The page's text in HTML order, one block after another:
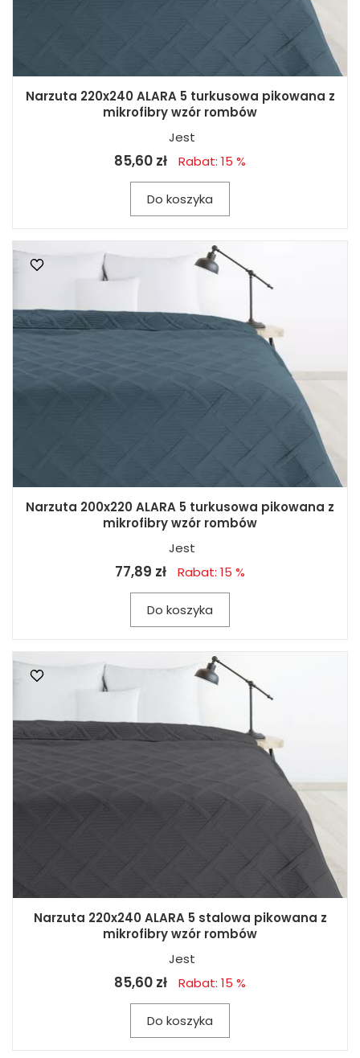
Narzuta 220x240 ALARA 5 turkusowa pikowana z
mikrofibry wzór rombów
Jest
85,60 zł Rabat: 15 %
Do koszyka
Narzuta 200x220 ALARA 5 turkusowa pikowana z
mikrofibry wzór rombów
Jest
77,89 zł Rabat: 15 %
Do koszyka
Narzuta 220x240 ALARA 5 stalowa pikowana z
mikrofibry wzór rombów
Jest
85,60 zł Rabat: 15 %
Do koszyka